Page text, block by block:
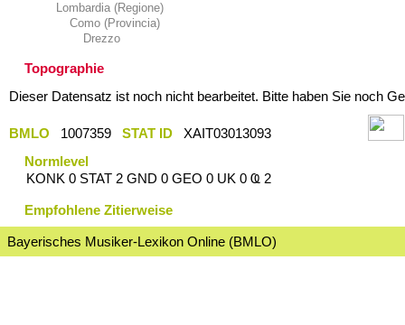
Lombardia (Regione)
Como (Provincia)
Drezzo
Topographie
Dieser Datensatz ist noch nicht bearbeitet. Bitte haben Sie noch
BMLO 1007359 STAT ID
XAIT03013093
Normlevel
KONK 0 STAT 2 GND 0 GEO 0 UK 0 Ҩ 2
Empfohlene Zitierweise
Bayerisches Musiker-Lexikon Online (BMLO)